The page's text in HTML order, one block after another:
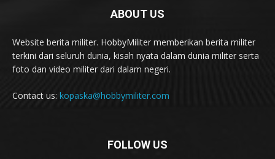
ABOUT US
Website berita militer. HobbyMiliter memberikan berita militer
terkini dari seluruh dunia, kisah nyata dalam dunia militer serta
foto dan video militer dari dalam negeri.
Contact us: kopaska@hobbymiliter.com
FOLLOW US